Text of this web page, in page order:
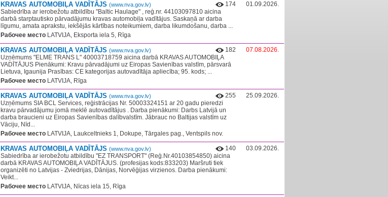
KRAVAS AUTOMOBIĻA VADĪTĀJS (www.nva.gov.lv)
174
Sabiedrība ar ierobežotu atbildību "Baltic Haulage" , reģ.nr. 44103097810 aicina
darbā starptautisko pārvadājumu kravas automobiļa vadītājus. Saskaņā ar darba
līgumu, amata aprakstu, iekšējās kārtības noteikumiem, darba likumdošanu, darba ...
Рабочее место LATVIJA, Eksporta iela 5, Rīga
01.09.2026.
KRAVAS AUTOMOBIĻA VADĪTĀJS (www.nva.gov.lv)
182
Uzņēmums "ELME TRANS L" 40003718759 aicina darbā KRAVAS AUTOMOBIĻA
VADĪTĀJUS Pienākumi: Kravu pārvadājumi uz Eiropas Savienības valstīm, pārsvarā
Lietuva, Igaunija Prasības: CE kategorijas autovadītāja apliecība; 95. kods; ...
Рабочее место LATVIJA, Rīga
07.08.2026.
KRAVAS AUTOMOBIĻA VADĪTĀJS (www.nva.gov.lv)
255
Uzņēmums SIA BCL Services, reģistrācijas Nr. 50003324151 ar 20 gadu pieredzi
kravu pārvadājumu jomā meklē autovadītājus . Darba pienākumi: Darbs Latvijā un
darba braucieni uz Eiropas Savienības dalībvalstīm. Jābrauc no Baltijas valstīm uz
Vāciju, Nīd...
Рабочее место LATVIJA, Laukceltnieks 1, Dokupe, Tārgales pag., Ventspils nov.
25.09.2026.
KRAVAS AUTOMOBIĻA VADĪTĀJS (www.nva.gov.lv)
140
Sabiedrība ar ierobežotu atbildību "EZ TRANSPORT" (Reģ.Nr.40103854850) aicina
darbā KRAVAS AUTOMOBIĻA VADĪTĀJUS. (profesijas kods:833203) Maršruti tiek
organizēti no Latvijas - Zviedrijas, Dānijas, Norvēģijas virzienos. Darba pienākumi:
Veikt...
Рабочее место LATVIJA, Nīcas iela 15, Rīga
03.09.2026.